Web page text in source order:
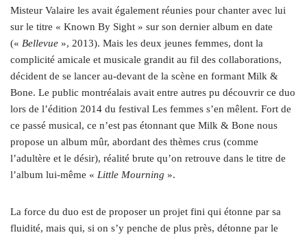
Misteur Valaire les avait également réunies pour chanter avec lui
sur le titre « Known By Sight » sur son dernier album en date
(« Bellevue », 2013). Mais les deux jeunes femmes, dont la
complicité amicale et musicale grandit au fil des collaborations,
décident de se lancer au-devant de la scène en formant Milk &
Bone. Le public montréalais avait entre autres pu découvrir ce duo
lors de l’édition 2014 du festival Les femmes s’en mêlent. Fort de
ce passé musical, ce n’est pas étonnant que Milk & Bone nous
propose un album mûr, abordant des thèmes crus (comme
l’adultère et le désir), réalité brute qu’on retrouve dans le titre de
l’album lui-même « Little Mourning ».
La force du duo est de proposer un projet fini qui étonne par sa
fluidité, mais qui, si on s’y penche de plus près, détonne par le